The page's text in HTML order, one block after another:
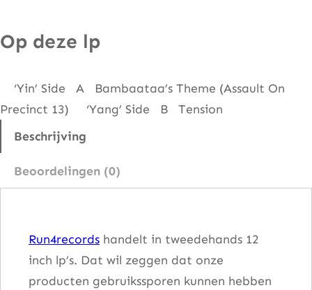
a
m
a
Op deze lp
‘Yin’ Side A Bambaataa’s Theme (Assault On
Precinct 13) ‘Yang’ Side B Tension
Beschrijving
Beoordelingen (0)
Run4records handelt in tweedehands 12
inch lp’s. Dat wil zeggen dat onze
producten gebruikssporen kunnen hebben